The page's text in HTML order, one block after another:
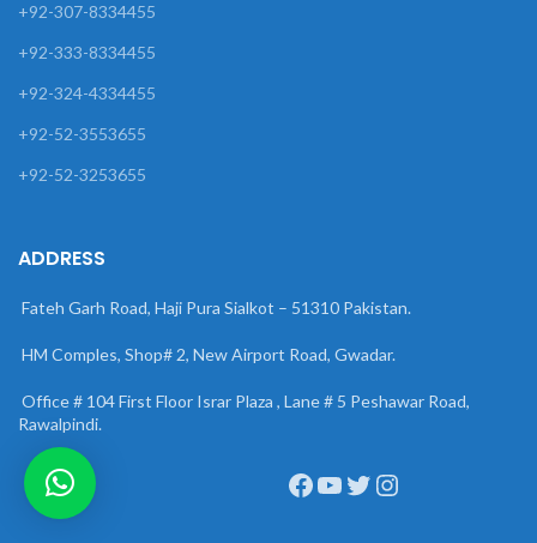
+92-307-8334455
+92-333-8334455
+92-324-4334455
+92-52-3553655
+92-52-3253655
ADDRESS
Fateh Garh Road, Haji Pura Sialkot – 51310 Pakistan.
HM Comples, Shop# 2, New Airport Road, Gwadar.
Office # 104 First Floor Israr Plaza , Lane # 5 Peshawar Road,
Rawalpindi.
Facebook
YouTube
Twitter
Instagram